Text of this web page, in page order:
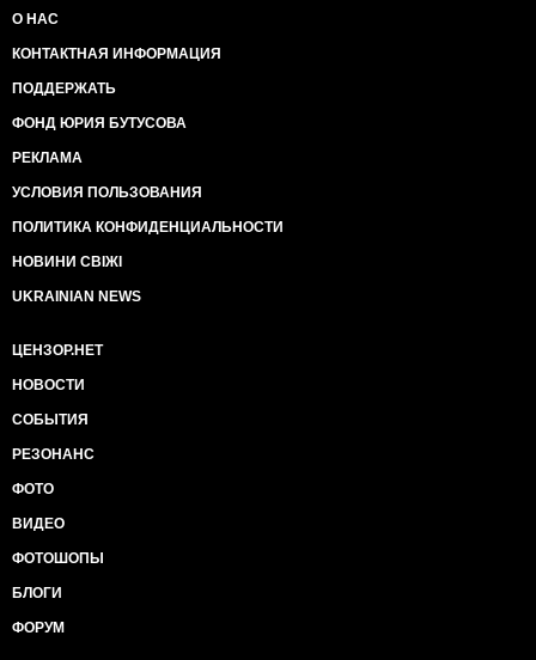
О НАС
КОНТАКТНАЯ ИНФОРМАЦИЯ
ПОДДЕРЖАТЬ
ФОНД ЮРИЯ БУТУСОВА
РЕКЛАМА
УСЛОВИЯ ПОЛЬЗОВАНИЯ
ПОЛИТИКА КОНФИДЕНЦИАЛЬНОСТИ
НОВИНИ СВІЖІ
UKRAINIAN NEWS
ЦЕНЗОР.НЕТ
НОВОСТИ
СОБЫТИЯ
РЕЗОНАНС
ФОТО
ВИДЕО
ФОТОШОПЫ
БЛОГИ
ФОРУМ